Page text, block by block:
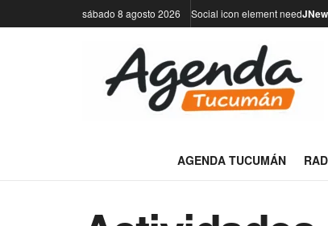
sábado 8 agosto 2026 Social icon element need
AGENDA TUCUMÁN